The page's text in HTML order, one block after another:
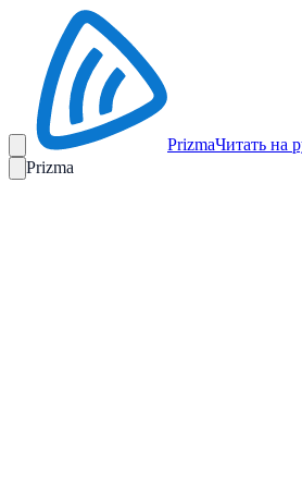
PrizmaЧитать на
Prizma